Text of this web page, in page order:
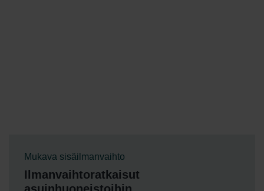
Mukava sisäilmanvaihto
Ilmanvaihtoratkaisut